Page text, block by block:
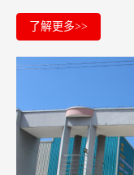
了解更多>>